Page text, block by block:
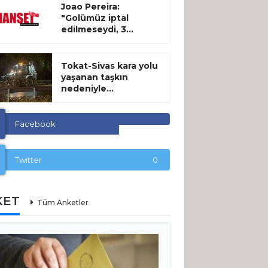
Joao Pereira:
"Golümüz iptal
edilmeseydi, 3...
Tokat-Sivas kara yolu
yaşanan taşkın
nedeniyle...
Facebook
Twitter 0
Tüm Anketler